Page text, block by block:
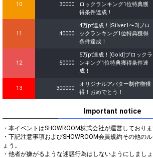
10 30000
ロックランキング1位特典獲
得条件達成！
11 40000
4万pt達成！[Silver1〜3]ブロ
ックランキング1位特典獲得
条件達成！
12 50000
5万pt達成！[Gold]ブロックラ
ンキング1位特典獲得条件達
成！
13 300000
オリジナルアバター制作権獲
得！おめでとう！
Important notice
・本イベントはSHOWROOM株式会社が運営しておりま
・下記注意事項およびSHOWROOM会員規約その他の
ょう。
・他者が嫌がるような迷惑行為はしないようにしましょ